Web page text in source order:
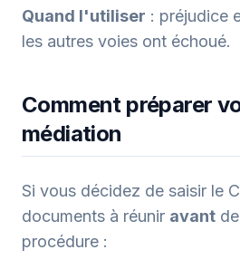
Quand l'utiliser : préjudice
les autres voies ont échoué.
Comment préparer
médiation
Si vous décidez de saisir le
documents à réunir avant
procédure :